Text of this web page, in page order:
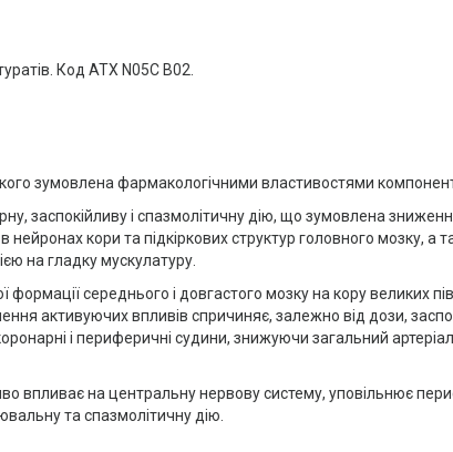
Код АТХ N05C B02.
зумовлена фармакологічними властивостями
заспокійливу і спазмолітичну дію, що зумовлена
нейронах кори та підкіркових структур головного мозку,
на гладку мускулатуру.
формації середнього і довгастого мозку на кору великих
активуючих впливів спричиняє, залежно від дози,
і периферичні судини, знижуючи загальний
впливає на центральну нервову систему, уповільнює
та спазмолітичну дію.